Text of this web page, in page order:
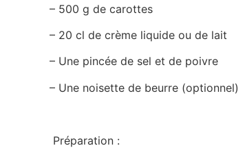
– 500 g de carottes
– 20 cl de crème liquide ou de lait
– Une pincée de sel et de poivre
– Une noisette de beurre (optionnel)
Préparation :